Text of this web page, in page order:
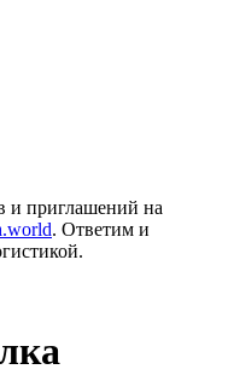
и приглашений на
. Ответим и